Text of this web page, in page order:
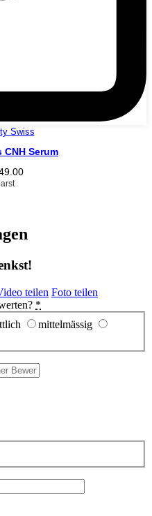
Swiss
Serum
teilen Foto teilen
*
mittelmässig